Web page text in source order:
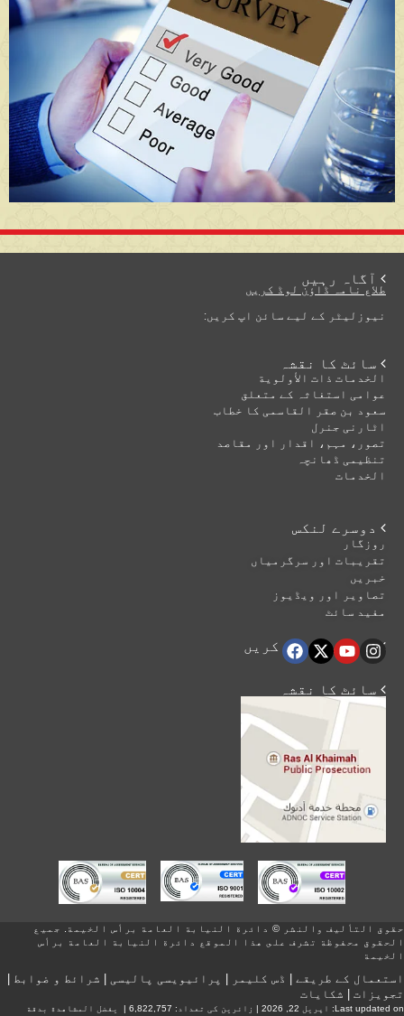
 آگاہ رہیں
طلاع نامہ ڈاؤن لوڈ کریں
نیوزلیٹر کے لیے سائن اپ کریں:
 سائٹ کا نقشہ
الخدمات ذات الأولوية
عوامی استغاثہ کے متعلق
سعود بن صقر القاسمی کا خطاب
اٹارنی جنرل
تصور، مہم، اقدار اور مقاصد
تنظیمی ڈھانچہ
الخدمات
 دوسرے لنکس
روزگار
تقریبات اور سرگرمیاں
خبریں
تصاویر اور ویڈیوز
مفید سائٹ
 ہماری اتباع کریں
 سائٹ کا نقشہ
حقوق التأليف والنشر © دائرة النيابة العامة برأس الخيمة. جميع
الحقوق محفوظة تشرف على هذا الموقع دائرة النيابة العامة برأس
الخيمة
استعمال کے طریقے ڈس کلیمر پرائیویسی پالیسی شرائط و ضوابط
تجویزات
شکایات
Last updated on: اپریل 22, 2026 | زائرین کی تعداد: 6,822,757 | يفضل المشاهدة بدقة